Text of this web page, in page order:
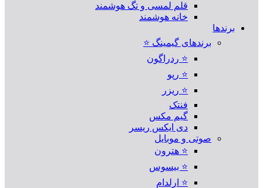
قلم لمسی و تگ هوشمند
خانه هوشمند
برندها
برندهای گیمینگ ⭐
⭐ ردراگون
⭐ رپو
⭐ ریزر
فنتک
گیم مکس
دی ایکس ریسر
صوتی و موبایل
⭐ هترون
⭐ بیسوس
⭐ ارلدام